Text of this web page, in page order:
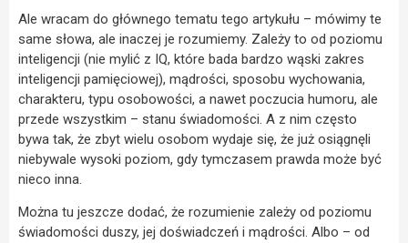
Ale wracam do głównego tematu tego artykułu – mówimy te
same słowa, ale inaczej je rozumiemy. Zależy to od poziomu
inteligencji (nie mylić z IQ, które bada bardzo wąski zakres
inteligencji pamięciowej), mądrości, sposobu wychowania,
charakteru, typu osobowości, a nawet poczucia humoru, ale
przede wszystkim – stanu świadomości. A z nim często
bywa tak, że zbyt wielu osobom wydaje się, że już osiągnęli
niebywale wysoki poziom, gdy tymczasem prawda może być
nieco inna.
Można tu jeszcze dodać, że rozumienie zależy od poziomu
świadomości duszy, jej doświadczeń i mądrości. Albo – od